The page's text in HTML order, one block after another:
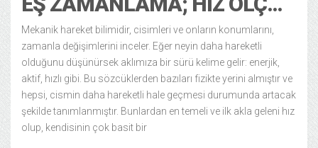
Mekanik hareket bilimidir, cisimleri ve onların konumlarını,
zamanla değişimlerini inceler. Eğer neyin daha hareketli
olduğunu düşünürsek aklımıza bir sürü kelime gelir: enerjik,
aktif, hızlı gibi. Bu sözcüklerden bazıları fizikte yerini almıştır ve
hepsi, cismin daha hareketli hale geçmesi durumunda artacak
şekilde tanımlanmıştır. Bunlardan en temeli ve ilk akla geleni hız
olup, kendisinin çok basit bir